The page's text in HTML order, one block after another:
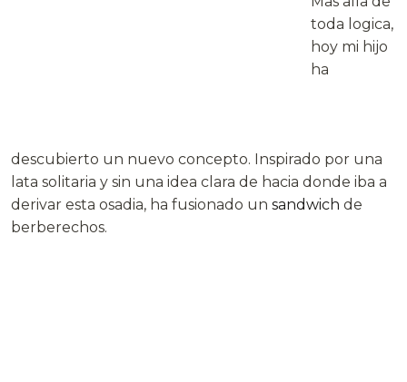
toda logica,
hoy mi hijo
ha
descubierto un nuevo concepto. Inspirado por una
lata solitaria y sin una idea clara de hacia donde iba a
derivar esta osadia, ha fusionado un sandwich de
berberechos.